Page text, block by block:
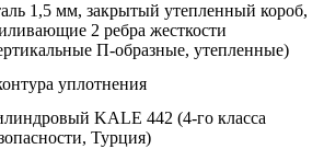
1,5 мм, закрытый утепленный короб,
2 ребра жесткости
П-образные, утепленные)
уплотнения
KALE 442 (4-го класса
Турция)